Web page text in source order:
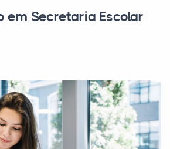
em Secretaria Escolar